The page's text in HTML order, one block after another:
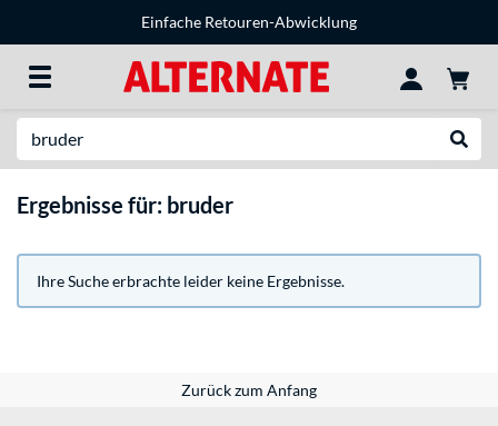
Einfache Retouren-Abwicklung
Ergebnisse für: bruder
Ihre Suche erbrachte leider keine Ergebnisse.
Zurück zum Anfang